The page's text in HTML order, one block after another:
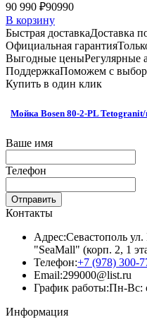
90 990 ₽90990
В корзину
Быстрая доставкаДоставка
Официальная гарантия
Выгодные ценыРегулярные
ПоддержкаПоможем с
Купить в один клик
Мойка Bosen 80-2-PL Tetogranit/
Ваше имя
Телефон
Отправить
Контакты
Адрес:Севастополь
"SeaMall" (корп. 2, 1
Телефон:+7 (978) 300-
Email:299000@list.ru
График работы:Пн-Вс:
Информация